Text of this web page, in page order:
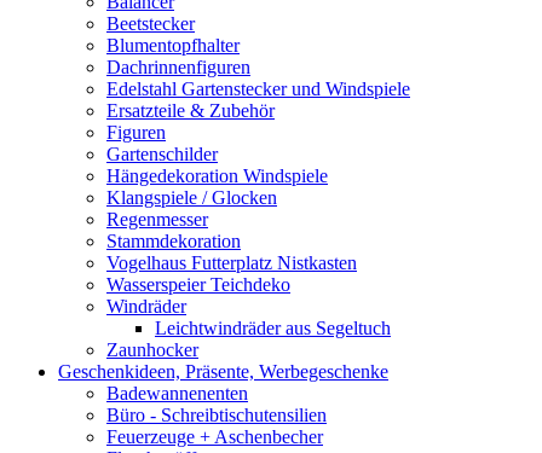
Beetstecker
Blumentopfhalter
Dachrinnenfiguren
Edelstahl Gartenstecker und Windspiele
Ersatzteile & Zubehör
Figuren
Gartenschilder
Hängedekoration Windspiele
Klangspiele / Glocken
Regenmesser
Stammdekoration
Vogelhaus Futterplatz Nistkasten
Wasserspeier Teichdeko
Windräder
Leichtwindräder aus Segeltuch
Zaunhocker
Geschenkideen, Präsente, Werbegeschenke
Badewannenenten
Büro - Schreibtischutensilien
Feuerzeuge + Aschenbecher